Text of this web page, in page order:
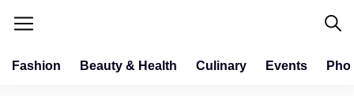
Fashion Beauty & Health Culinary Events